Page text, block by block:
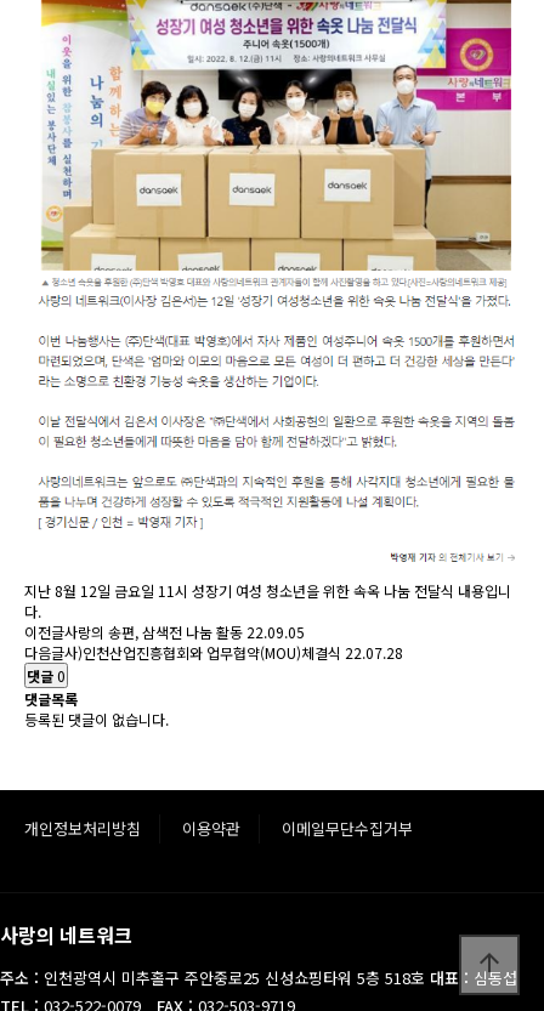
지난 8월 12일 금요일 11시 성장기 여성 청소년을 위한 속옥 나눔 전달식 내용입니
다.
이전글사랑의 송편, 삼색전 나눔 활동 22.09.05
다음글사)인천산업진흥협회와 업무협약(MOU)체결식 22.07.28
댓글0
댓글목록
등록된 댓글이 없습니다.
개인정보처리방침 이용약관 이메일무단수집거부
사랑의 네트워크
주소 : 인천광역시 미추홀구 주안중로25 신성쇼핑타워 5층 518호 대표 : 심동섭
TEL : 032-522-0079 FAX : 032-503-9719
arrow_upward